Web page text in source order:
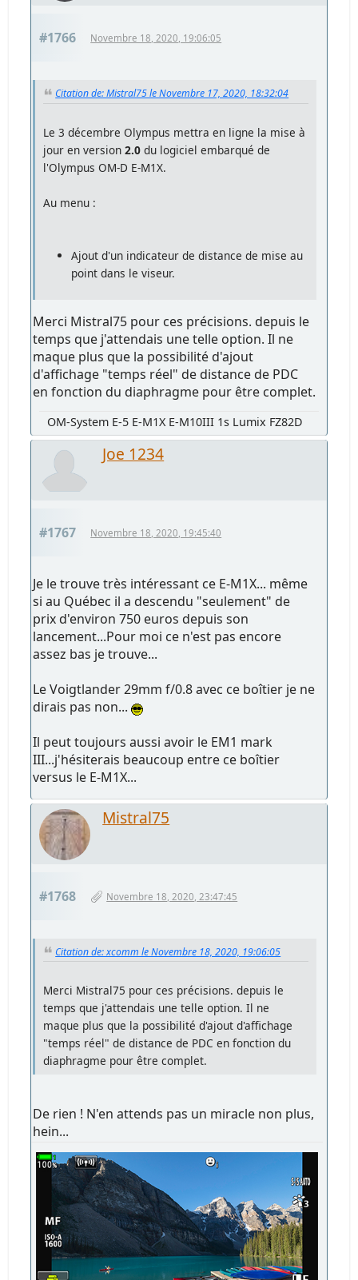
#1766 Novembre 18, 2020, 19:06:05
Citation de: Mistral75 le Novembre 17, 2020, 18:32:04
Le 3 décembre Olympus mettra en ligne la mise à
jour en version2.0 du logiciel embarqué de
l'Olympus OM-D E-M1X.
Au menu :
Ajout d'un indicateur de distance de mise au
point dans le viseur.
Merci Mistral75 pour ces précisions. depuis le
temps que j'attendais une telle option. Il ne
maque plus que la possibilité d'ajout
d'affichage "temps réel" de distance de PDC
en fonction du diaphragme pour être complet.
OM-System E-5 E-M1X E-M10III 1s Lumix FZ82D
Joe 1234
#1767 Novembre 18, 2020, 19:45:40
Je le trouve très intéressant ce E-M1X... même
si au Québec il a descendu "seulement" de
prix d'environ 750 euros depuis son
lancement...Pour moi ce n'est pas encore
assez bas je trouve...
Le Voigtlander 29mm f/0.8 avec ce boîtier je ne
dirais pas non...
Il peut toujours aussi avoir le EM1 mark
III...j'hésiterais beaucoup entre ce boîtier
versus le E-M1X...
Mistral75
#1768 Novembre 18, 2020, 23:47:45
Citation de: xcomm le Novembre 18, 2020, 19:06:05
Merci Mistral75 pour ces précisions. depuis le
temps que j'attendais une telle option. Il ne
maque plus que la possibilité d'ajout d'affichage
"temps réel" de distance de PDC en fonction du
diaphragme pour être complet.
De rien ! N'en attends pas un miracle non plus,
hein...